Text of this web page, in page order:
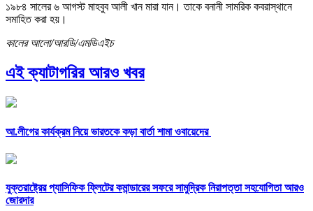
১৯৮৪ সালের ৬ আগস্ট মাহবুব আলী খান মারা যান। তাকে বনানী সামরিক কবরাস্থানে
সমাহিত করা হয়।
কালের আলো/আরডি/এমডিএইচ
এই ক্যাটাগরির আরও খবর
আ.লীগের কার্যক্রম নিয়ে ভারতকে কড়া বার্তা শামা ওবায়েদের
যুক্তরাষ্ট্রের প্যাসিফিক ফ্লিটের কমান্ডারের সফরে সামুদ্রিক নিরাপত্তা সহযোগিতা আরও
জোরদার